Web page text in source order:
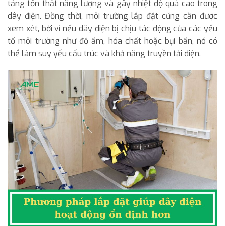
tăng tổn thất năng lượng và gây nhiệt độ quá cao trong
dây điện. Đồng thời, môi trường lắp đặt cũng cần được
xem xét, bởi vì nếu dây điện bị chịu tác động của các yếu
tố môi trường như độ ẩm, hóa chất hoặc bụi bẩn, nó có
thể làm suy yếu cấu trúc và khả năng truyền tải điện.